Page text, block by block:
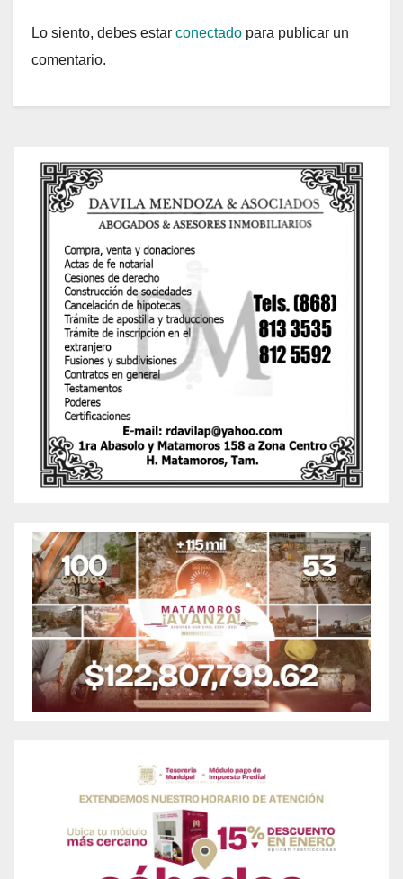
Lo siento, debes estar conectado para publicar un
comentario.